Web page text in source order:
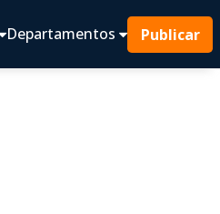
Departamentos Publicar